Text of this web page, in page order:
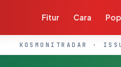
Fitur Cara
KOSMONITRADAR ·